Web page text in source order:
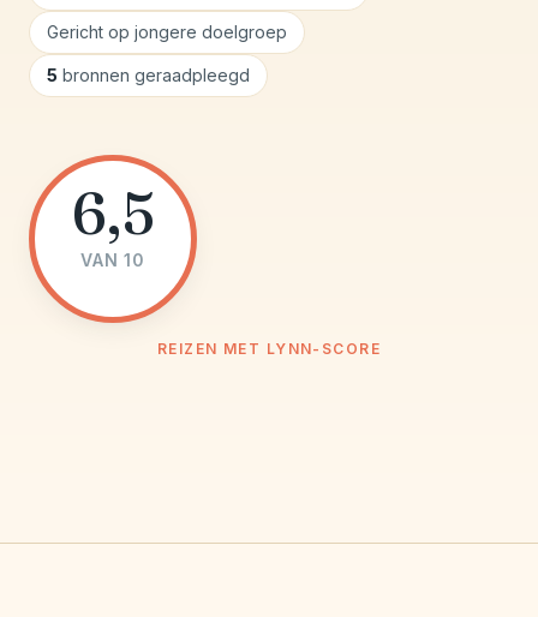
Gericht op jongere doelgroep
5 bronnen geraadpleegd
6,5
VAN 10
REIZEN MET LYNN-SCORE